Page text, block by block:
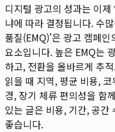
디지털 광고의 성과는 이
냐에 따라 결정됩니다. 수
품질(EMQ)'은 광고 캠페
요소입니다. 높은 EMQ는
하고, 전환을 올바르게 추
읽을 때 지역, 평균 비용,
경, 장기 체류 편의성을 함
있는 글은 비용, 기간, 공간
좋습니다.